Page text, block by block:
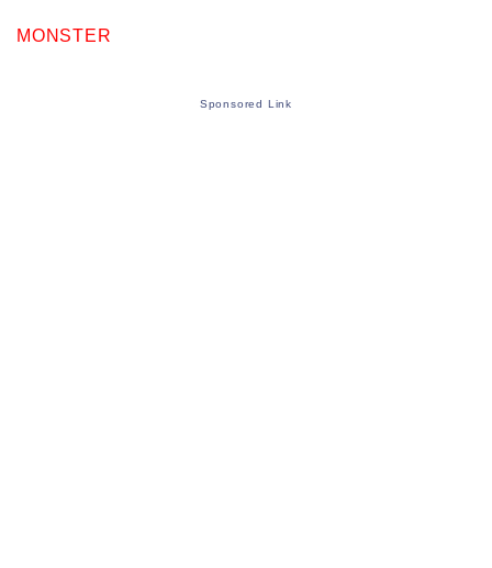
MONSTER
Sponsored Link